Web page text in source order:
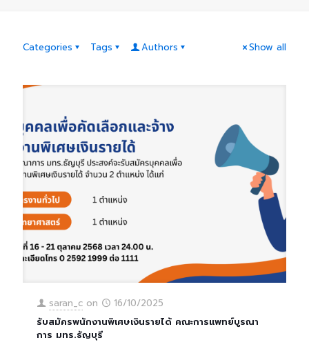
Categories Tags Authors Show all
saran_c on
16/10/2025
รับสมัครพนักงานพิเศษเงินรายได้ คณะการแพทย์บูรณา
การ มทร.ธัญบุรี